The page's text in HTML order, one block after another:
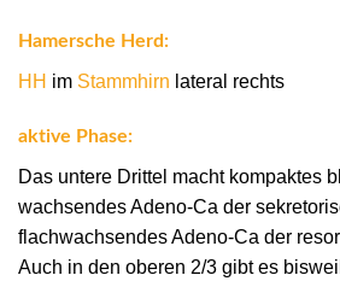
Hamersche Herd:
HH im Stammhirn lateral rechts
aktive Phase:
Das untere Drittel macht kompaktes
wachsendes Adeno-Ca der
flachwachsendes Adeno-Ca der
Auch in den oberen 2/3 gibt es